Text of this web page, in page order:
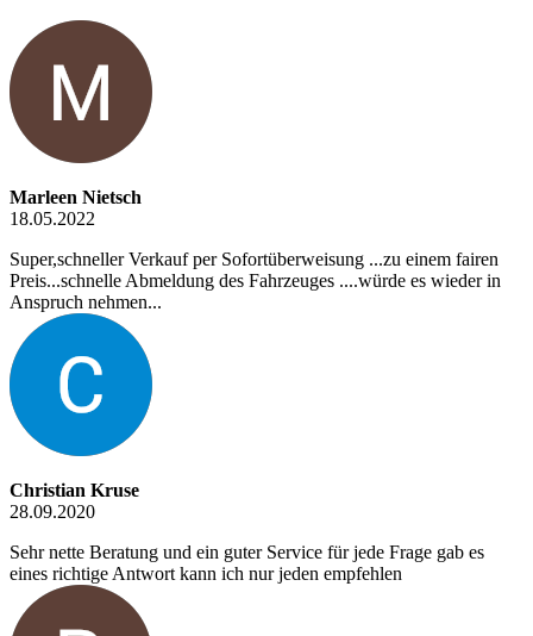
Marleen Nietsch
18.05.2022
Super,schneller Verkauf per Sofortüberweisung ...zu einem fairen
Preis...schnelle Abmeldung des Fahrzeuges ....würde es wieder in
Anspruch nehmen...
Christian Kruse
28.09.2020
Sehr nette Beratung und ein guter Service für jede Frage gab es
eines richtige Antwort kann ich nur jeden empfehlen